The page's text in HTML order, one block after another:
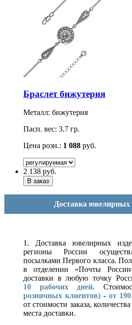
Браслет бижутерия
Металл: бижутерия
Пасп. вес: 3.7 гр.
Цена розн.: 1 088 руб.
2 138 руб.
Доставка ювелирных
1. Доставка ювелирных
регионы России
посылками Первого класса.
в отделении «Почты
доставки в любую точку
10 рабочих дней.
розничных клиентов)- от
от стоимости заказа,
места доставки.